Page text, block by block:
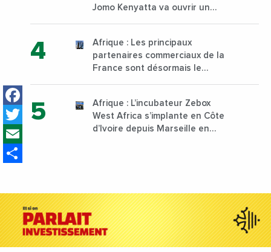
Facebook
Twitter
Jomo Kenyatta va ouvrir un
sur son campus de Karen à
Nairobi dès janvier 2023
Afrique : Les principaux
partenaires commerciaux de la
France sont désormais le
Afrique : L’incubateur Zebox
West Africa s’implante en Côte
d’Ivoire depuis Marseille en